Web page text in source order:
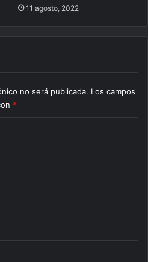
11 agosto, 2022
no será publicada. Los campos
*